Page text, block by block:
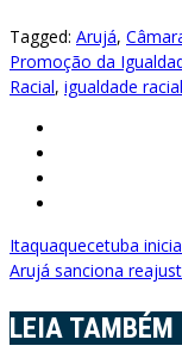
Tagged: Arujá,
Promoção da
Racial, igualdade racial
Navegação
de
Post
Itaquaquecetuba
Arujá sanciona
LEIA TAMBÉM